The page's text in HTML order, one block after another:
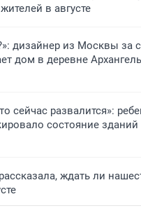
в августе
дизайнер из Москвы за
дом в деревне
сейчас развалится»:
состояние зданий
ждать ли